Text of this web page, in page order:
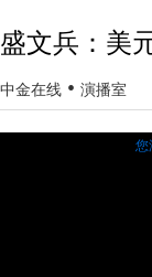
盛文兵：美
中金在线 • 演播室
您